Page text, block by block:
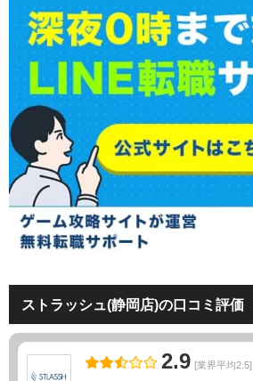
ストラッシュ(静岡店)の口コミ評価
2.9 [業界平均2.5]